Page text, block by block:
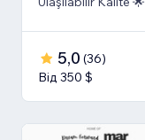
5,0 (36)
Від 350 $